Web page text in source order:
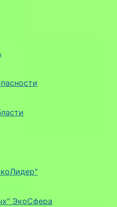
ЭкоСфера